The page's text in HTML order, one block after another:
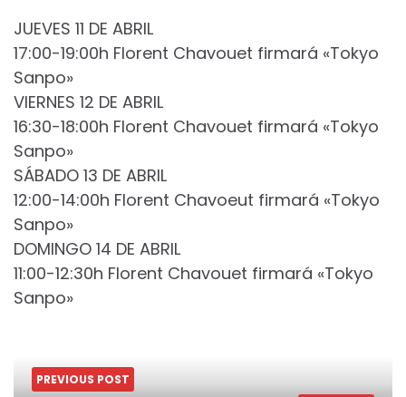
JUEVES 11 DE ABRIL
17:00-19:00h Florent Chavouet firmará «Tokyo
Sanpo»
VIERNES 12 DE ABRIL
16:30-18:00h Florent Chavouet firmará «Tokyo
Sanpo»
SÁBADO 13 DE ABRIL
12:00-14:00h Florent Chavoeut firmará «Tokyo
Sanpo»
DOMINGO 14 DE ABRIL
11:00-12:30h Florent Chavouet firmará «Tokyo
Sanpo»
PREVIOUS POST